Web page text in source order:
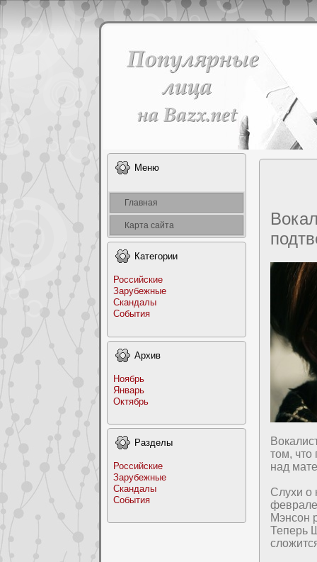
Меню
Главная
Карта сайта
Категоpии
Российские
Заpyбежные
Скандалы
События
Архив
Ноябрь
Январь
Октябрь
Раздeлы
Российские
Заpyбежные
Скандалы
События
том, что
над
Слухи о
феврале
Мэнсон
Теперь